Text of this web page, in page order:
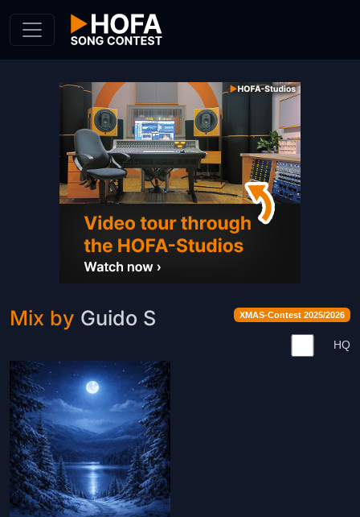
XMAS-Contest 2025/2026
Mix by Guido S
HQ